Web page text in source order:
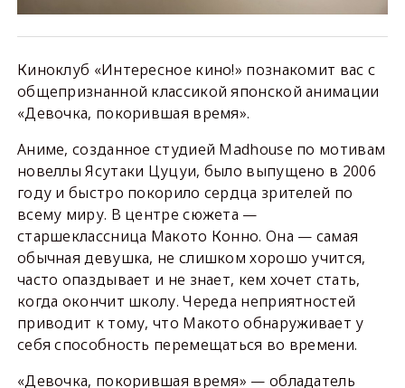
Киноклуб «Интересное кино!» познакомит вас с
общепризнанной классикой японской анимации
«Девочка, покорившая время».
Аниме, созданное студией Madhouse по мотивам
новеллы Ясутаки Цуцуи, было выпущено в 2006
году и быстро покорило сердца зрителей по
всему миру. В центре сюжета —
старшеклассница Макото Конно. Она — самая
обычная девушка, не слишком хорошо учится,
часто опаздывает и не знает, кем хочет стать,
когда окончит школу. Череда неприятностей
приводит к тому, что Макото обнаруживает у
себя способность перемещаться во времени.
«Девочка, покорившая время» — обладатель